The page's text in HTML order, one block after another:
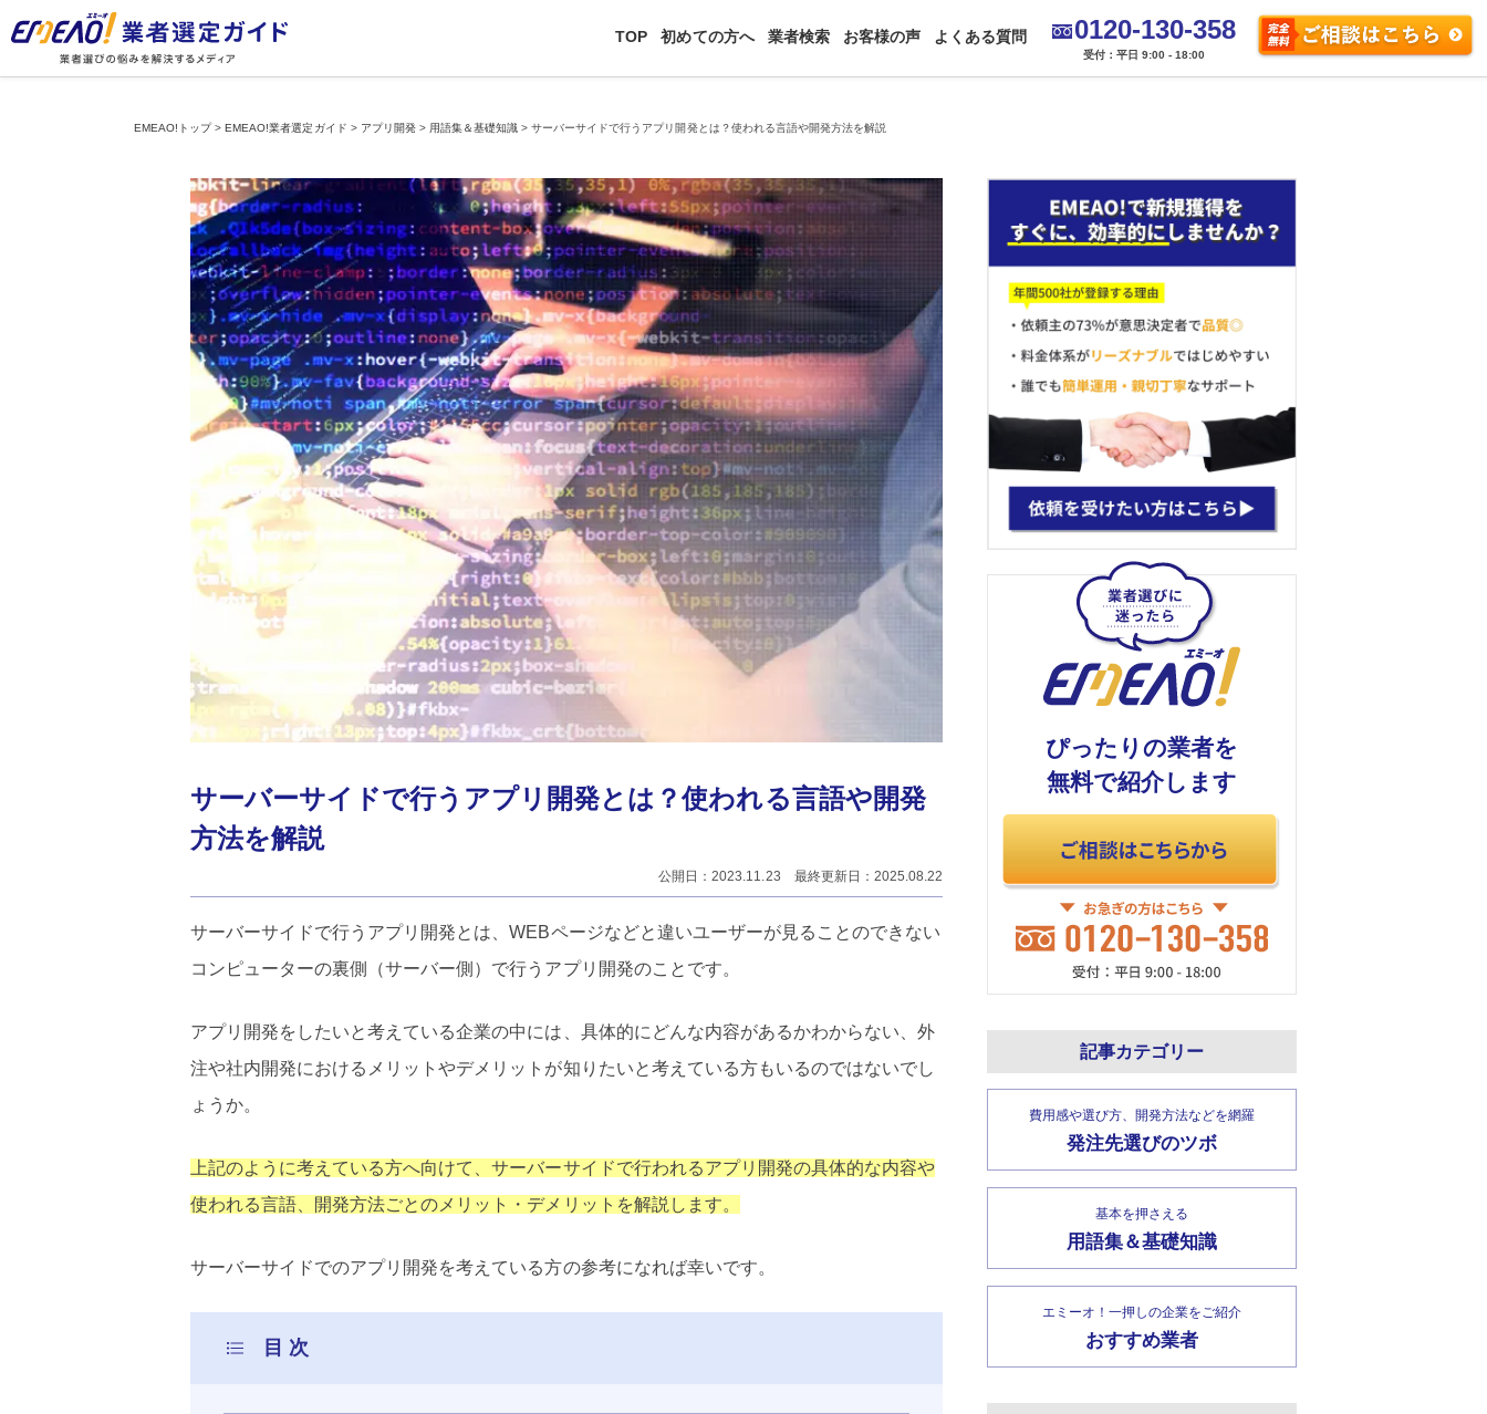
TOP 初めての方へ 業者検索 お客様の声 よくある質問 0120-130-358
受付：平日 9:00 - 18:00
EMEAO!トップ>EMEAO!業者選定ガイド > アプリ開発> 用語集＆基礎知識 >サーバーサイドで行うアプリ開発とは？使われる言語や開発方法を解説
サーバーサイドで行うアプリ開発とは？使われる言語や開発
方法を解説
公開日：2023.11.23 最終更新日：2025.08.22
サーバーサイドで行うアプリ開発とは、WEBページなどと違いユーザーが見ることのできない
コンピューターの裏側（サーバー側）で行うアプリ開発のことです。
アプリ開発をしたいと考えている企業の中には、具体的にどんな内容があるかわからない、外
注や社内開発におけるメリットやデメリットが知りたいと考えている方もいるのではないでし
ょうか。
上記のように考えている方へ向けて、サーバーサイドで行われるアプリ開発の具体的な内容や
使われる言語、開発方法ごとのメリット・デメリットを解説します。
サーバーサイドでのアプリ開発を考えている方の参考になれば幸いです。
ぴったりの業者を
無料で紹介します
記事カテゴリー
費用感や選び方、開発方法などを網羅
発注先選びのツボ
基本を押さえる
用語集＆基礎知識
エミーオ！一押しの企業をご紹介
おすすめ業者